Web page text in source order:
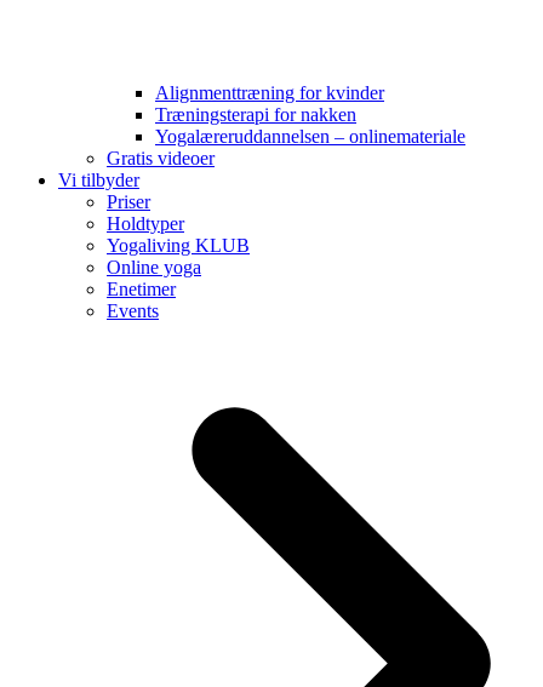
Alignmenttræning for kvinder
Træningsterapi for nakken
Yogalæreruddannelsen – onlinemateriale
Gratis videoer
Vi tilbyder
Priser
Holdtyper
Yogaliving KLUB
Online yoga
Enetimer
Events